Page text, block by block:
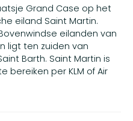
Grand Case op het
eiland Saint Martin.
eilanden van
ligt ten zuiden van
Barth. Saint Martin is
bereiken per KLM of Air